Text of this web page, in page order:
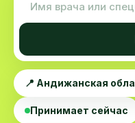
📍 Андижанская
Принимает сейчас